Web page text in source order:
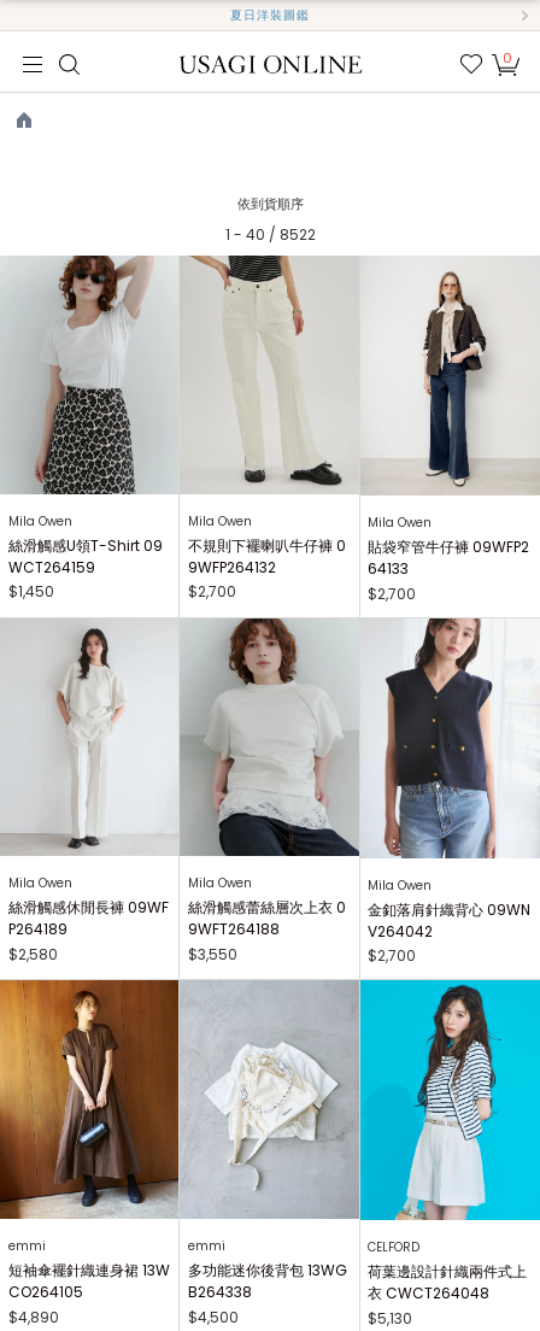
夏日洋裝圖鑑
我的
0
依到貨順序
1 - 40 / 8522
Mila Owen
絲滑觸感U領T-Shirt 09
WCT264159
$1,450
Mila Owen
不規則下襬喇叭牛仔褲 0
9WFP264132
$2,700
Mila Owen
貼袋窄管牛仔褲 09WFP2
64133
$2,700
Mila Owen
絲滑觸感休閒長褲 09WF
P264189
$2,580
Mila Owen
絲滑觸感蕾絲層次上衣 0
9WFT264188
$3,550
Mila Owen
金釦落肩針織背心 09WN
V264042
$2,700
emmi
短袖傘襬針織連身裙 13W
CO264105
$4,890
emmi
多功能迷你後背包 13WG
B264338
$4,500
CELFORD
荷葉邊設計針織兩件式上
衣 CWCT264048
$5,130